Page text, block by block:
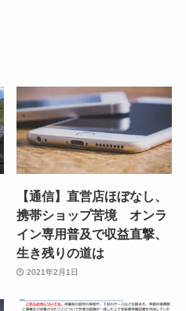
【通信】直営店ほぼなし、
携帯ショップ苦境 オンラ
イン専用普及で収益直撃、
生き残りの道は
2021年2月1日